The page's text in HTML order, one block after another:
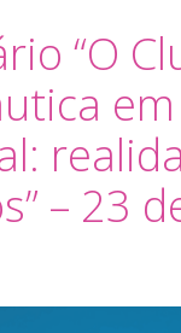
“O
em
– 23